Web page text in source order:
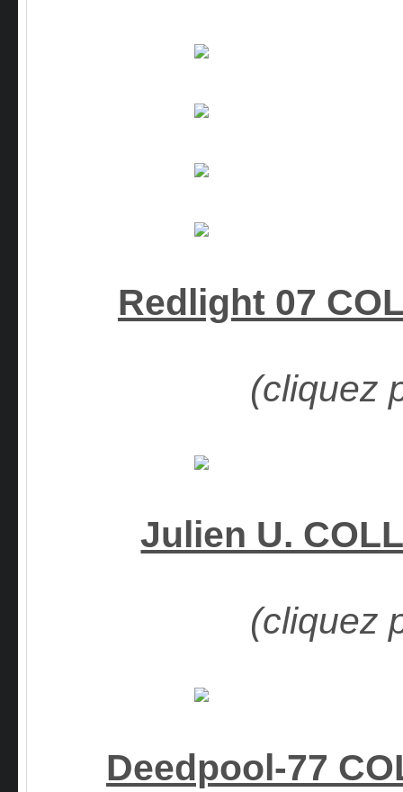
Redlight 07
(cliquez
Julien U.
(cliquez
Deedpool-77